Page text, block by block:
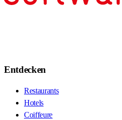
Entdecken
Restaurants
Hotels
Coiffeure